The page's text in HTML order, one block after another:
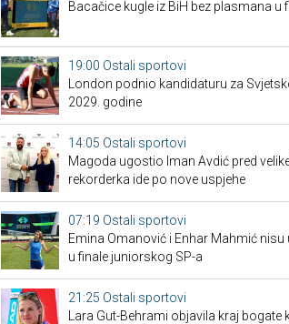
Bacačice kugle iz BiH bez plasmana u
19:00 Ostali sportovi
London podnio kandidaturu za
2029. godine
14:05 Ostali sportovi
Magoda ugostio Iman Avdić pred
rekorderka ide po nove uspjehe
07:19 Ostali sportovi
Emina Omanović i Enhar Mahmić
u finale juniorskog SP-a
21:25 Ostali sportovi
Lara Gut-Behrami objavila kraj bogate